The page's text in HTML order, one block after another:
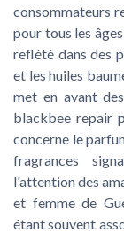
consommateurs
pour tous les
reflété dans des
et les huiles
met en avant
blackbee repair
concerne le
fragrances
l'attention des
et femme de
étant souvent